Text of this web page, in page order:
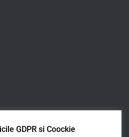
GDPR si Coockie
serviciile.